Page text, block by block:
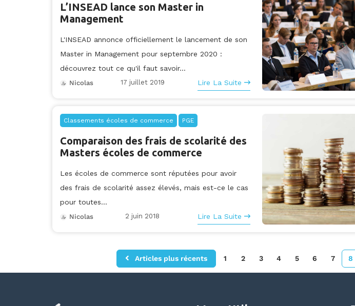
L’INSEAD lance son Master in
Management
L'INSEAD annonce officiellement le lancement de son
Master in Management pour septembre 2020 :
découvrez tout ce qu'il faut savoir...
Nicolas 17 juillet 2019 Lire La Suite
Classements écoles de commerce PGE
Comparaison des frais de scolarité des
Masters écoles de commerce
Les écoles de commerce sont réputées pour avoir
des frais de scolarité assez élevés, mais est-ce le cas
pour toutes...
Nicolas 2 juin 2018 Lire La Suite
Articles plus récents 1 2 3 4 5 6 7 8